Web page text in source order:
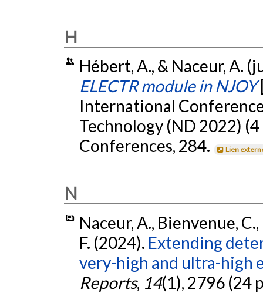
H
Hébert, A., & Naceur, A.
ELECTR module in NJOY
International
Technology (ND 2022)
Conferences, 284.
Lien
N
Naceur, A., Bienvenue,
F. (2024). Extending
very-high and ultra-high
Reports, 14(1), 2796 (24